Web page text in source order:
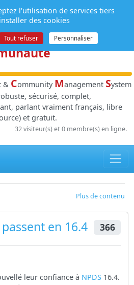
:Gestion de
et de
& Community Management System
sécurisé, complet,
parlant vraiment français, libre
et gratuit.
32 visiteur(s) et 0 membre(s) en ligne.
Plus de contenu
en 16.4 366
leur confiance à NPDS 16.4.
l'utilisation de services tiers
des cookies
Tout refuser Personnaliser